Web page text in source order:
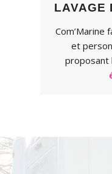
LAVAGE
Com’Marine
et
proposant